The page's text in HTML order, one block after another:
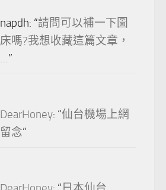
napdh: “請問可以補一下圖
床嗎?我想收藏這篇文章，
…”
DearHoney: “仙台機場上網
留念”